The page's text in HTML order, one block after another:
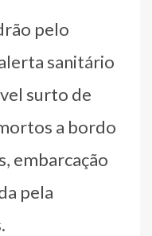
pelo
sanitário
surto de
a bordo
embarcação
pela